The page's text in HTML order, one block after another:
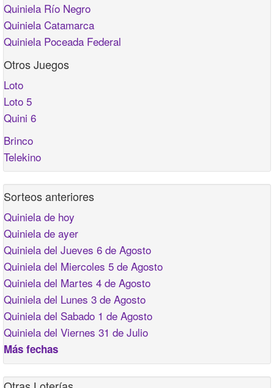
Quiniela Río Negro
Quiniela Catamarca
Quiniela Poceada Federal
Otros Juegos
Loto
Loto 5
Quini 6
Brinco
Telekino
Sorteos anteriores
Quiniela de hoy
Quiniela de ayer
Quiniela del Jueves 6 de Agosto
Quiniela del Miercoles 5 de Agosto
Quiniela del Martes 4 de Agosto
Quiniela del Lunes 3 de Agosto
Quiniela del Sabado 1 de Agosto
Quiniela del Viernes 31 de Julio
Más fechas